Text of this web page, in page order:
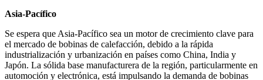
Asia-Pacífico
Se espera que Asia-Pacífico sea un motor de crecimiento clave para
el mercado de bobinas de calefacción, debido a la rápida
industrialización y urbanización en países como China, India y
Japón. La sólida base manufacturera de la región, particularmente en
automoción y electrónica, está impulsando la demanda de bobinas